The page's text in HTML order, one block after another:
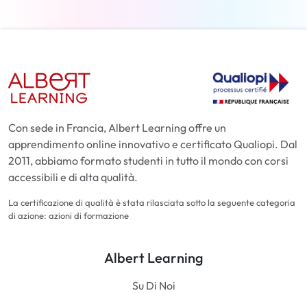
Con sede in Francia, Albert Learning offre un
apprendimento online innovativo e certificato Qualiopi. Dal
2011, abbiamo formato studenti in tutto il mondo con corsi
accessibili e di alta qualità.
La certificazione di qualità è stata rilasciata sotto la seguente categoria
di azione: azioni di formazione
Albert Learning
Su Di Noi